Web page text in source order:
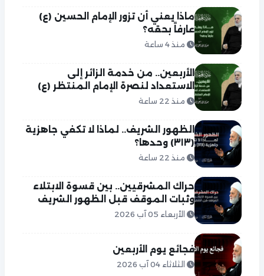
ماذا يعني أن تزور الإمام الحسين (ع)
عارفاً بحقه؟
منذ 4 ساعة
الأربعين.. من خدمة الزائر إلى
الاستعداد لنصرة الإمام المنتظر (ع)
منذ 22 ساعة
الظهور الشريف.. لماذا لا تكفي جاهزية
(٣١٣) وحدها؟
منذ 22 ساعة
حراك المشرقيين.. بين قسوة الابتلاء
وثبات الموقف قبل الظهور الشريف
الأربعاء 05 آب 2026
فجائع يوم الأربعين
الثلاثاء 04 آب 2026